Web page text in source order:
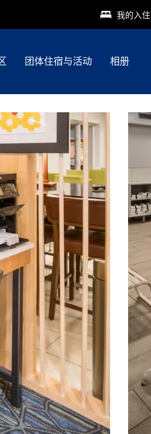
我的入住
团体住宿与活动 相册